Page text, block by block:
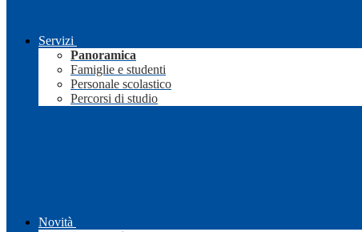
Servizi
Panoramica
Famiglie e studenti
Personale scolastico
Percorsi di studio
Novità